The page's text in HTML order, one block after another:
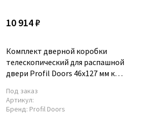
10 914 ₽
Комплект дверной коробки
телескопический для распашной
двери Profil Doors 46x127 мм к
Под заказ
Артикул:
Бренд: Profil Doors